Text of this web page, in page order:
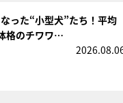
った“小型犬”たち！平均
格のチワワ…